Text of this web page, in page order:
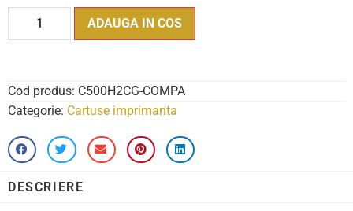
ADAUGA IN COS
Cod produs: C500H2CG-COMPA
Categorie: Cartuse imprimanta
DESCRIERE